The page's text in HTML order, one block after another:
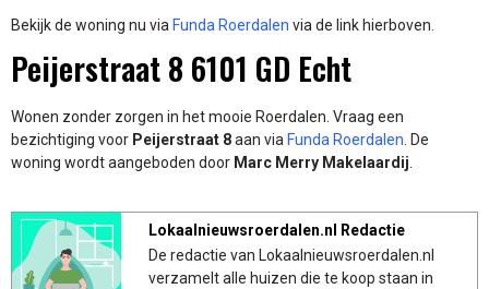
Bekijk de woning nu via Funda Roerdalen via de link hierboven.
Peijerstraat 8 6101 GD Echt
Wonen zonder zorgen in het mooie Roerdalen. Vraag een
bezichtiging voor Peijerstraat 8aan via Funda Roerdalen . De
woning wordt aangeboden door Marc Merry Makelaardij
Lokaalnieuwsroerdalen.nl Redactie
De redactie van Lokaalnieuwsroerdalen.nl
verzamelt alle huizen die te koop staan in